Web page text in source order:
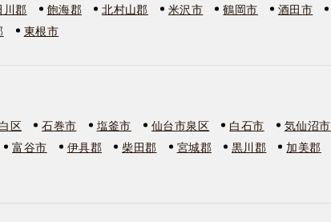
川郡 飽海郡 北村山郡 米沢市 鶴岡市 酒田市
東根市
区 石巻市 塩釜市 仙台市泉区 白石市 気仙沼市
富谷市 伊具郡 柴田郡 宮城郡 黒川郡 加美郡